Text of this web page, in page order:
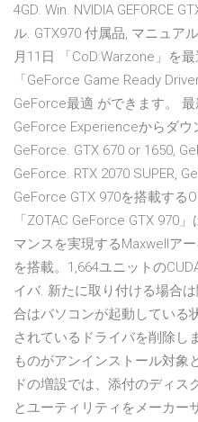
4GD. Win. NVIDIA GEFORCE
ル. GTX970 付属品, マニュア
月11日 「CoD:Warzone」を
「GeForce Game Ready
GeForce最適 ができます。
GeForce Experienceからダウ
GeForce. GTX 670 or 1650,
GeForce. RTX 2070 SUPER,
GeForce GTX 970を搭載する
「ZOTAC GeForce GTX 970
マンスを実現するMaxwellア
を搭載。1,664ユニットの
イバ. 新たに取り付ける場合
合はパソコンが起動している
されているドライバを削除し
ものがアンインストール対象
ドの増設では、添付のディ
とユーティリティをメーカー